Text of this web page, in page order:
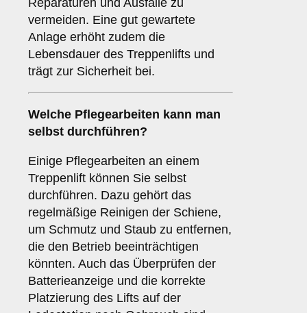
Reparaturen und Ausfälle zu
vermeiden. Eine gut gewartete
Anlage erhöht zudem die
Lebensdauer des Treppenlifts und
trägt zur Sicherheit bei.
Welche Pflegearbeiten kann man
selbst durchführen?
Einige Pflegearbeiten an einem
Treppenlift können Sie selbst
durchführen. Dazu gehört das
regelmäßige Reinigen der Schiene,
um Schmutz und Staub zu entfernen,
die den Betrieb beeinträchtigen
könnten. Auch das Überprüfen der
Batterieanzeige und die korrekte
Platzierung des Lifts auf der